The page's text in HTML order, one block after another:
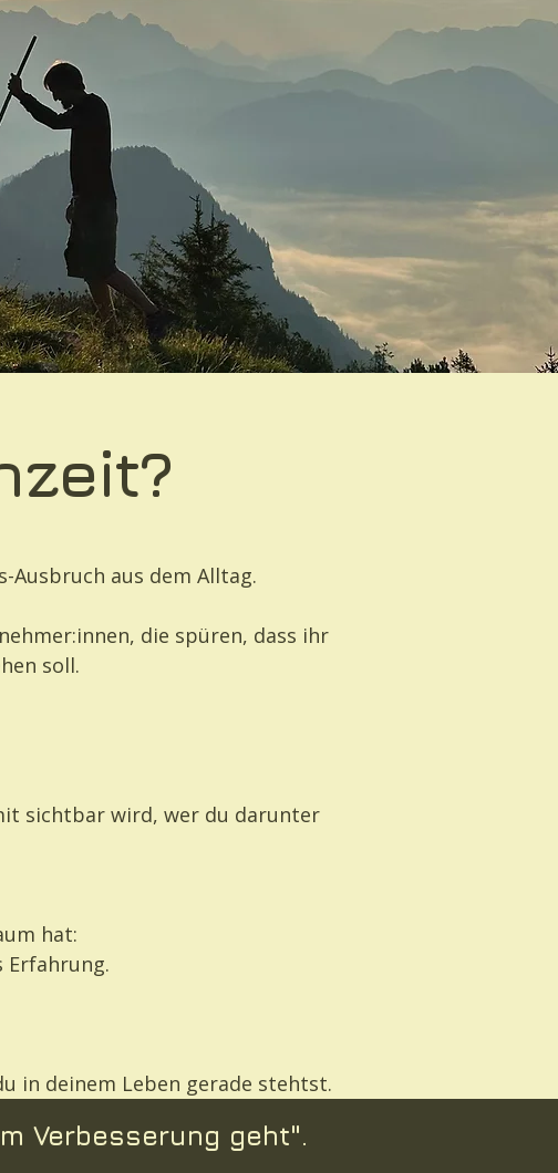
Ausbruch aus dem Alltag.
die spüren, dass ihr
soll.
sichtbar wird, wer du darunter
hat:
Erfahrung.
in deinem Leben gerade stehtst.
Verbesserung geht".